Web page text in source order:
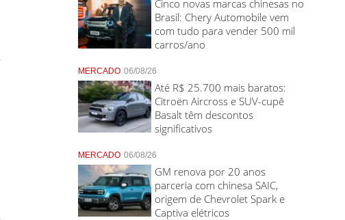
Cinco novas marcas chinesas no
Brasil: Chery Automobile vem
com tudo para vender 500 mil
carros/ano
MERCADO 06/08/26
Até R$ 25.700 mais baratos:
Citroën Aircross e SUV-cupê
Basalt têm descontos
significativos
MERCADO 06/08/26
GM renova por 20 anos
parceria com chinesa SAIC,
origem de Chevrolet Spark e
Captiva elétricos